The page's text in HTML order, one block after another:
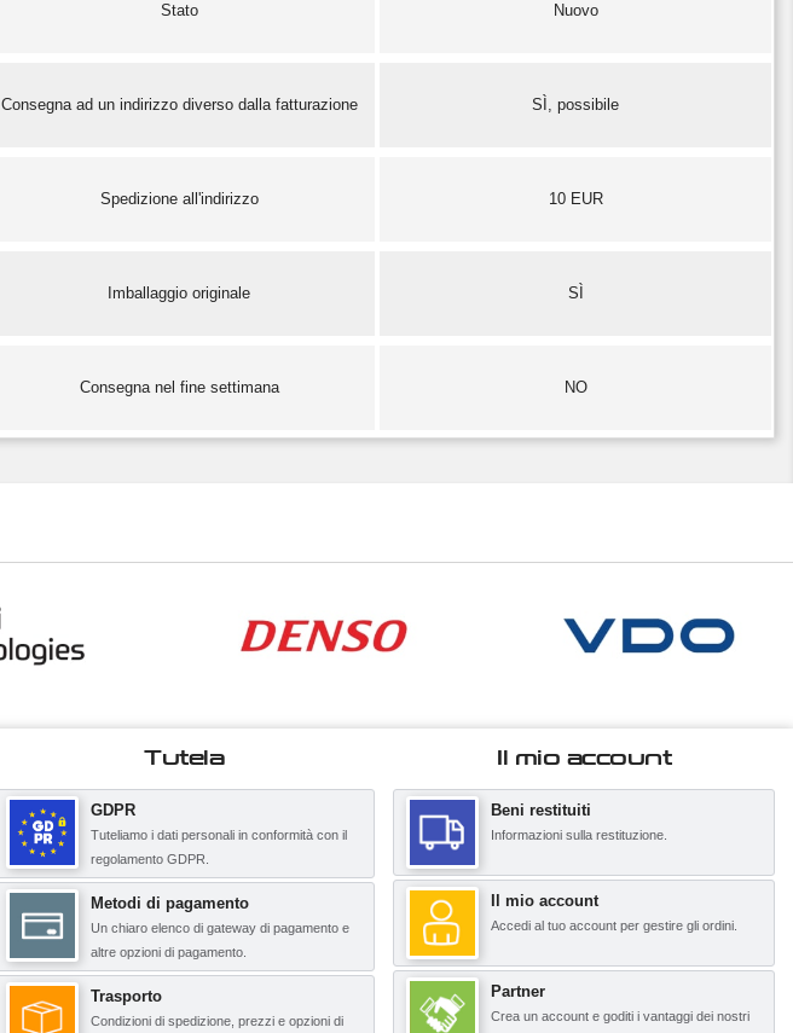
Stato Nuovo
Consegna ad un indirizzo diverso dalla fatturazione SÌ, possibile
Spedizione all'indirizzo 10 EUR
Imballaggio originale SÌ
Consegna nel fine settimana NO
Tutela
GDPR
Tuteliamo i dati personali in conformità con il
regolamento GDPR.
Metodi di pagamento
Un chiaro elenco di gateway di pagamento e
altre opzioni di pagamento.
Trasporto
Condizioni di spedizione, prezzi e opzioni di
Il mio account
Beni restituiti
Informazioni sulla restituzione.
Il mio account
Accedi al tuo account per gestire gli ordini.
Partner
Crea un account e goditi i vantaggi dei nostri